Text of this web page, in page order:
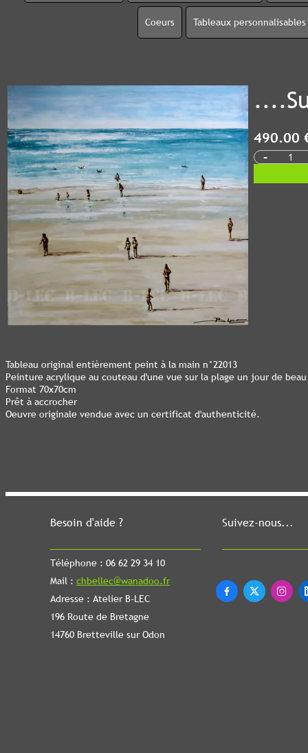
Besoin d'aide ?
Téléphone : 06 62 29 34 10
Mail : chbellec@wanadoo.fr
Adresse : Atelier B-LEC
196 Route de Bretagne
14760 Bretteville sur Odon
Suivez-nous...
  
Coeurs Tableaux personnalisables
490.00
-
Tableau original entièrement peint à la main n°22013
Peinture acrylique au couteau d'une vue sur la plage un jour de
Format 70x70cm
Prêt à accrocher
Oeuvre originale vendue avec un certificat d'authenticité.